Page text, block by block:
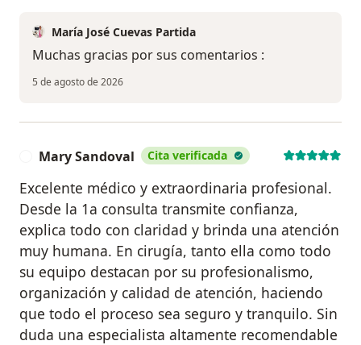
María José Cuevas Partida
Muchas gracias por sus comentarios :
5 de agosto de 2026
Mary Sandoval Cita verificada
Excelente médico y extraordinaria profesional.
Desde la 1a consulta transmite confianza,
explica todo con claridad y brinda una atención
muy humana. En cirugía, tanto ella como todo
su equipo destacan por su profesionalismo,
organización y calidad de atención, haciendo
que todo el proceso sea seguro y tranquilo. Sin
duda una especialista altamente recomendable